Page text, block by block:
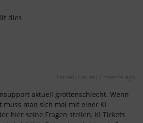
dies
Forum|Forum|2 months ago
aktuell grottenschlecht. Wenn
muss man sich mal mit einer KI
hier seine Fragen stellen, KI Tickets